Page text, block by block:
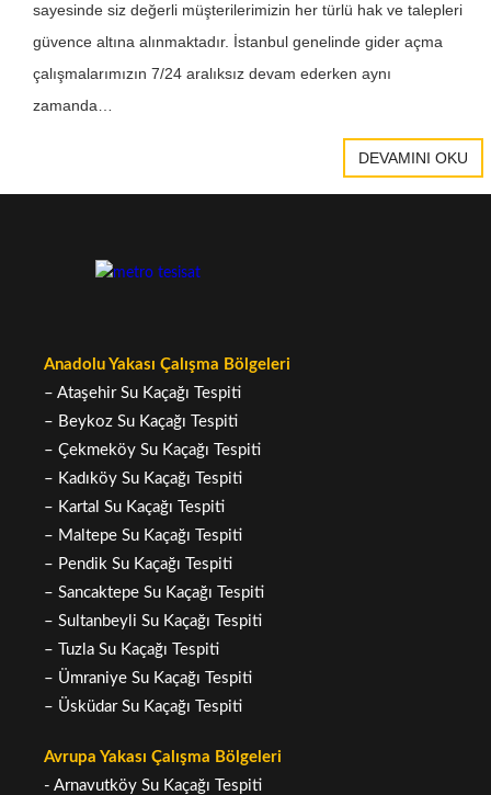
sayesinde siz değerli müşterilerimizin her türlü hak ve talepleri
güvence altına alınmaktadır. İstanbul genelinde gider açma
çalışmalarımızın 7/24 aralıksız devam ederken aynı
zamanda…
DEVAMINI OKU
Anadolu Yakası Çalışma Bölgeleri
– Ataşehir Su Kaçağı Tespiti
– Beykoz Su Kaçağı Tespiti
– Çekmeköy Su Kaçağı Tespiti
– Kadıköy Su Kaçağı Tespiti
– Kartal Su Kaçağı Tespiti
– Maltepe Su Kaçağı Tespiti
– Pendik Su Kaçağı Tespiti
– Sancaktepe Su Kaçağı Tespiti
– Sultanbeyli Su Kaçağı Tespiti
– Tuzla Su Kaçağı Tespiti
– Ümraniye Su Kaçağı Tespiti
– Üsküdar Su Kaçağı Tespiti
Avrupa Yakası Çalışma Bölgeleri
- Arnavutköy Su Kaçağı Tespiti